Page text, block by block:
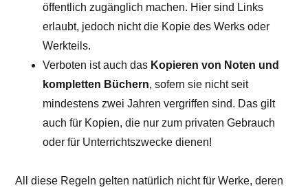
öffentlich zugänglich machen. Hier sind Links
erlaubt, jedoch nicht die Kopie des Werks oder
Werkteils.
Verboten ist auch das Kopieren von Noten und
kompletten Büchern, sofern sie nicht seit
mindestens zwei Jahren vergriffen sind. Das gilt
auch für Kopien, die nur zum privaten Gebrauch
oder für Unterrichtszwecke dienen!
All diese Regeln gelten natürlich nicht für Werke, deren